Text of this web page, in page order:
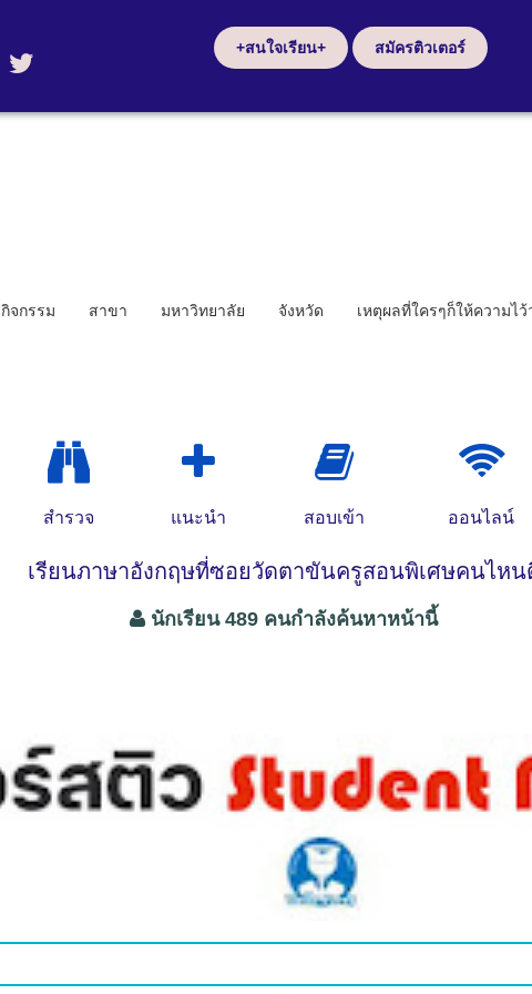
+สนใจเรียน+ สมัครติวเตอร์
กิจกรรม สาขา มหาวิทยาลัย จังหวัด เหตุผลที่ใครๆก็ให้ความไว้
สำรวจ แนะนำ สอบเข้า ออนไลน์
เรียนภาษาอังกฤษที่ซอยวัดตาขันครูสอนพิเศษคนไหน
นักเรียน 489 คนกำลังค้นหาหน้านี้